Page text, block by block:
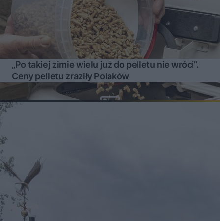
„Po takiej zimie wielu już do pelletu nie wróci”.
Ceny pelletu zraziły Polaków